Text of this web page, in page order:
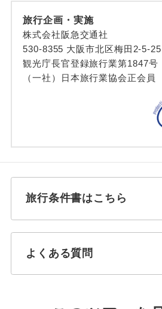
旅行企画・実施
株式会社阪急交通社
530-8355 大阪市北区梅田2-5-
観光庁長官登録旅行業第1847号
（一社）日本旅行業協会正会員
旅行条件書はこちら
よくある質問